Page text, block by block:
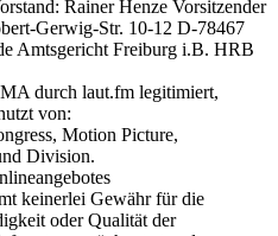
Rainer Henze Vorsitzender
Gerwig-Str. 10-12 D-78467
Amtsgericht Freiburg i.B. HRB
durch laut.fm legitimiert,
von:
Motion Picture,
Division.
keinerlei Gewähr für die
oder Qualität der